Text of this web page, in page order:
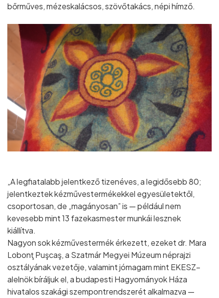
bőrműves, mézeskalácsos, szövőtakács, népi hímző.
„A legfiatalabb jelentkező tizenéves, a legidősebb 80;
jelentkeztek kézművestermékekkel egyesületektől,
csoportosan, de „magányosan” is — például nem
kevesebb mint 13 fazekasmester munkái lesznek
kiállítva.
Nagyon sok kézművestermék érkezett, ezeket dr. Mara
Lobonţ Puşcaş, a Szatmár Megyei Múzeum néprajzi
osztályának vezetője, valamint jómagam mint EKESZ–
alelnök bíráljuk el, a budapesti Hagyományok Háza
hivatalos szakági szempontrendszerét alkalmazva —